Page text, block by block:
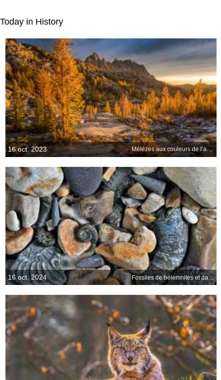
Today in History
16 oct. 2023 Mélèzes aux couleurs de l’automne et Mont Prusik, Lacs Enchantés, Washington
16 oct. 2024 Fossiles de bélemnites et dammonites